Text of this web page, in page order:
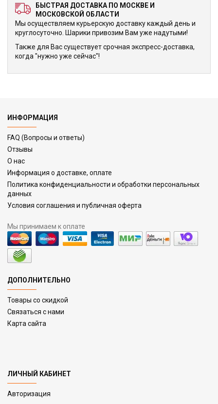
БЫСТРАЯ ДОСТАВКА ПО МОСКВЕ И
МОСКОВСКОЙ ОБЛАСТИ
Мы осуществляем курьерскую доставку каждый день и
круглосуточно. Шарики привозим Вам уже надутыми!
Также для Вас существует срочная экспресс-доставка,
когда "нужно уже сейчас"!
ИНФОРМАЦИЯ
FAQ (Вопросы и ответы)
Отзывы
О нас
Информация о доставке, оплате
Политика конфиденциальности и обработки персональных
данных
Условия соглашения и публичная оферта
Мы принимаем к оплате
ДОПОЛНИТЕЛЬНО
Товары со скидкой
Связаться с нами
Карта сайта
ЛИЧНЫЙ КАБИНЕТ
Авторизация